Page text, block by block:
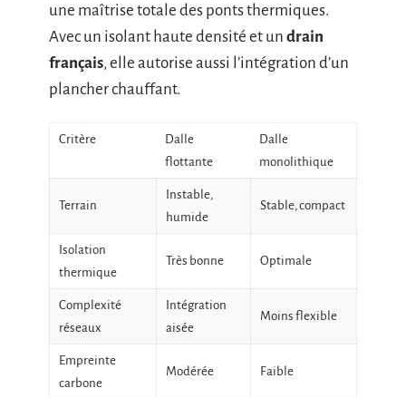
une maîtrise totale des ponts thermiques.
Avec un isolant haute densité et un drain
français, elle autorise aussi l’intégration d’un
plancher chauffant.
Critère
Dalle
flottante
Dalle
monolithique
Terrain
Instable,
humide
Stable, compact
Isolation
thermique
Très bonne Optimale
Complexité
réseaux
Intégration
aisée
Moins flexible
Empreinte
carbone
Modérée Faible